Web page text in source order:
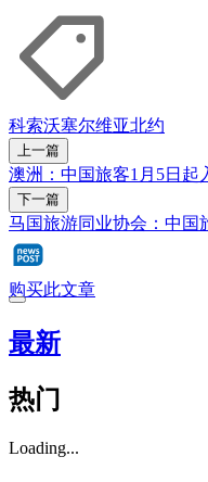
科索沃塞尔维亚北约
上一篇
澳洲：中国旅客1月5日起
下一篇
马国旅游同业协会：中国
购买此文章
最新
热门
Loading...